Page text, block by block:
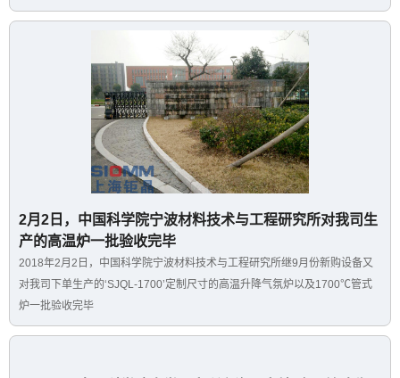
2月2日，中国科学院宁波材料技术与工程研究所对我司生
产的高温炉一批验收完毕
2018年2月2日，中国科学院宁波材料技术与工程研究所继9月份新购设备又
对我司下单生产的‘SJQL-1700’定制尺寸的高温升降气氛炉以及1700℃管式
炉一批验收完毕